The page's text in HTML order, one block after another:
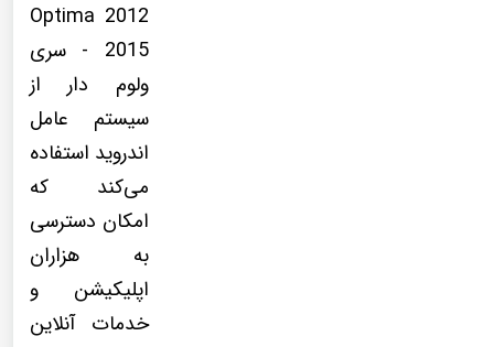
Optima 2012
- 2015 سری
ولوم دار از
سیستم عامل
اندروید استفاده
می‌کند که
امکان دسترسی
به هزاران
اپلیکیشن و
خدمات آنلاین